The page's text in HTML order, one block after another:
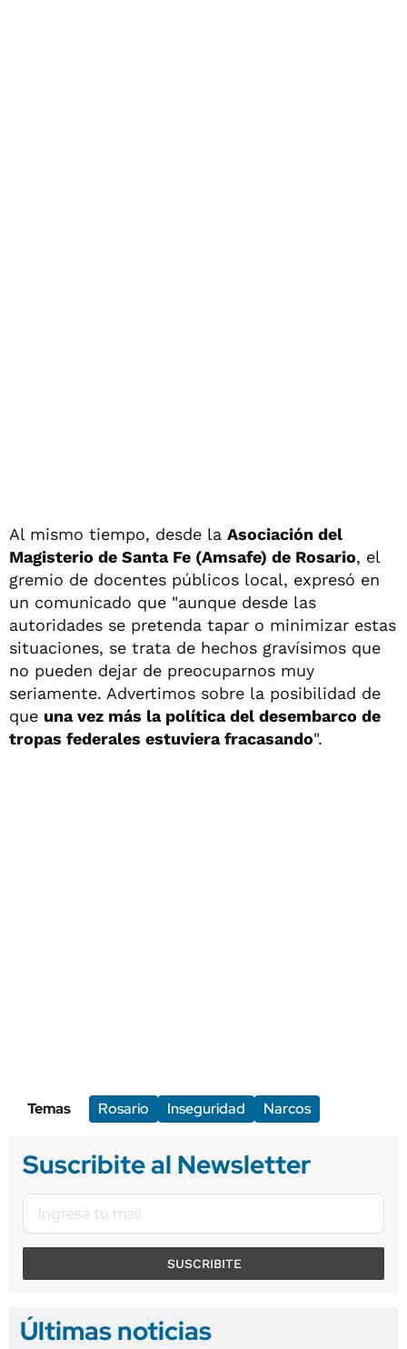
Al mismo tiempo, desde la Asociación del
Magisterio de Santa Fe (Amsafe) de Rosario, el
gremio de docentes públicos local, expresó en
un comunicado que "aunque desde las
autoridades se pretenda tapar o minimizar estas
situaciones, se trata de hechos gravísimos que
no pueden dejar de preocuparnos muy
seriamente. Advertimos sobre la posibilidad de
que una vez más la política del desembarco de
tropas federales estuviera fracasando".
Temas Rosario Inseguridad Narcos
Suscribite al Newsletter
SUSCRIBITE
Últimas noticias